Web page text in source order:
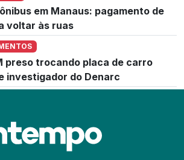
em Manaus: pagamento de
voltar às ruas
preso trocando placa de carro
investigador do Denarc